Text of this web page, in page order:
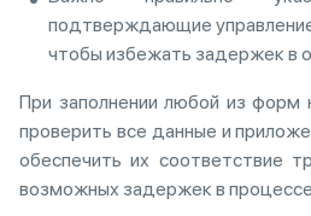
подтверждающие управление
чтобы избежать задержек в
При заполнении любой из форм
проверить все данные и
обеспечить их соответствие
возможных задержек в